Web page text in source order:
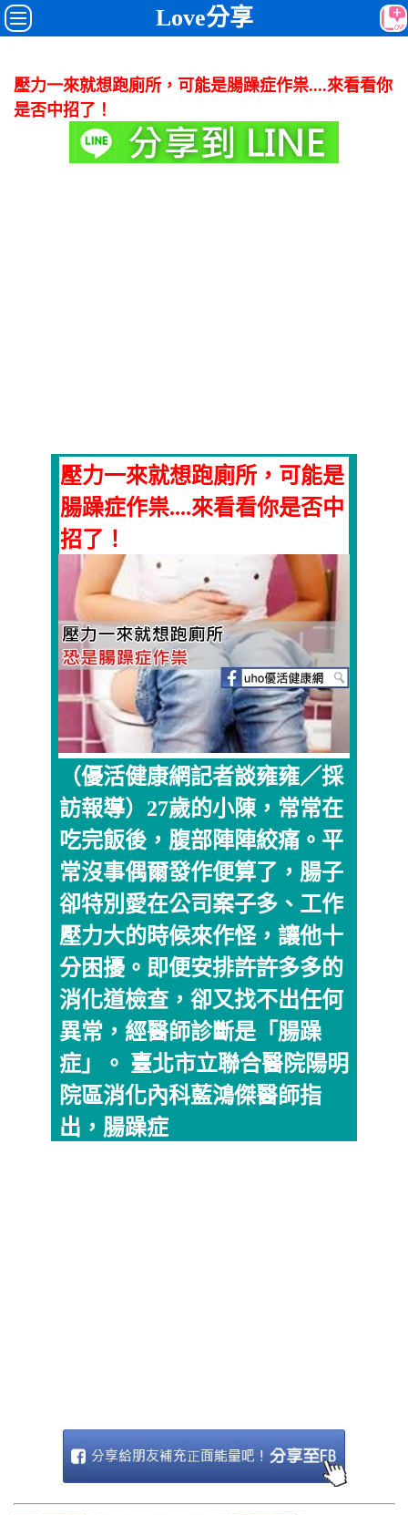
Love分享
壓力一來就想跑廁所，可能是腸躁症作祟....來看看你
是否中招了！
壓力一來就想跑廁所，可能是
腸躁症作祟....來看看你是否中
招了！
（優活健康網記者談雍雍／採
訪報導）27歲的小陳，常常在
吃完飯後，腹部陣陣絞痛。平
常沒事偶爾發作便算了，腸子
卻特別愛在公司案子多、工作
壓力大的時候來作怪，讓他十
分困擾。即便安排許許多多的
消化道檢查，卻又找不出任何
異常，經醫師診斷是「腸躁
症」。 臺北市立聯合醫院陽明
院區消化內科藍鴻傑醫師指
出，腸躁症